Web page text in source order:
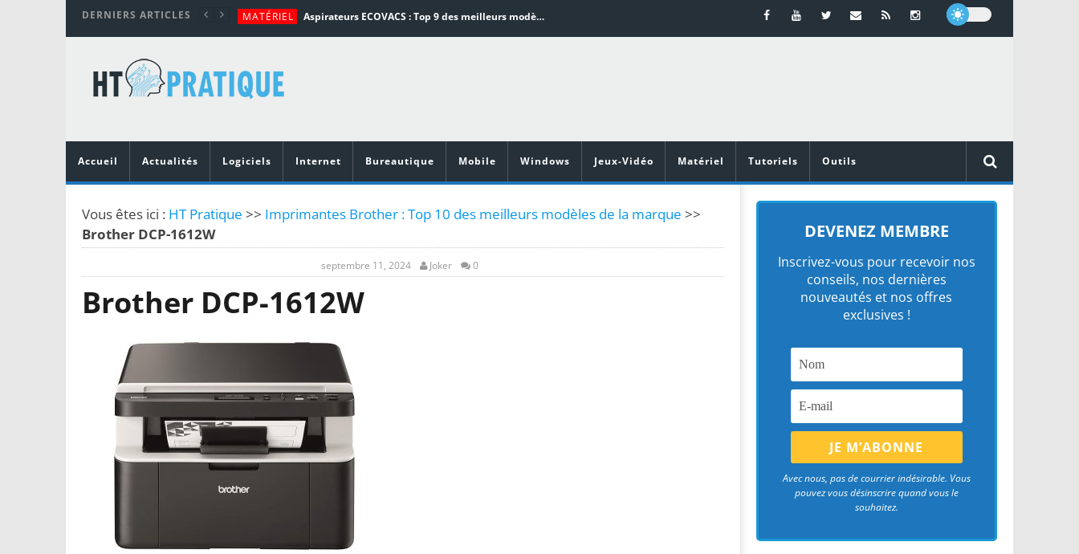
DERNIERS ARTICLES MATÉRIEL Aspirateurs ECOVACS : Top 9 des meilleurs modèles de la marque
MATÉRIEL
MOBILE
Top 10 des meilleurs jeux de cuisine pour Android
Accueil
Actualités Logiciels Internet Bureautique Mobile Windows Jeux-Vidéo Matériel Tutoriels Outils
Vous êtes ici : HT Pratique >> Imprimantes Brother : Top 10 des meilleurs modèles de la marque >>
Brother DCP-1612W
septembre 11, 2024 Joker 0
Brother DCP-1612W
DEVENEZ MEMBRE
Inscrivez-vous pour recevoir nos
conseils, nos dernières
nouveautés et nos offres
exclusives !
Avec nous, pas de courrier indésirable. Vous
pouvez vous désinscrire quand vous le
souhaitez.